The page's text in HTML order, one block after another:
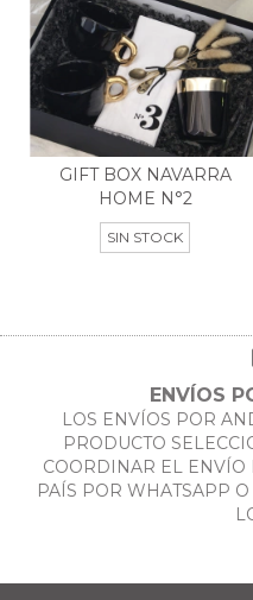
GIFT BOX NAVARRA
HOME N°2
SIN STOCK
ENVÍOS
LOS ENVÍOS POR
PRODUCTO
COORDINAR EL ENVÍO
PAÍS POR WHATSAPP